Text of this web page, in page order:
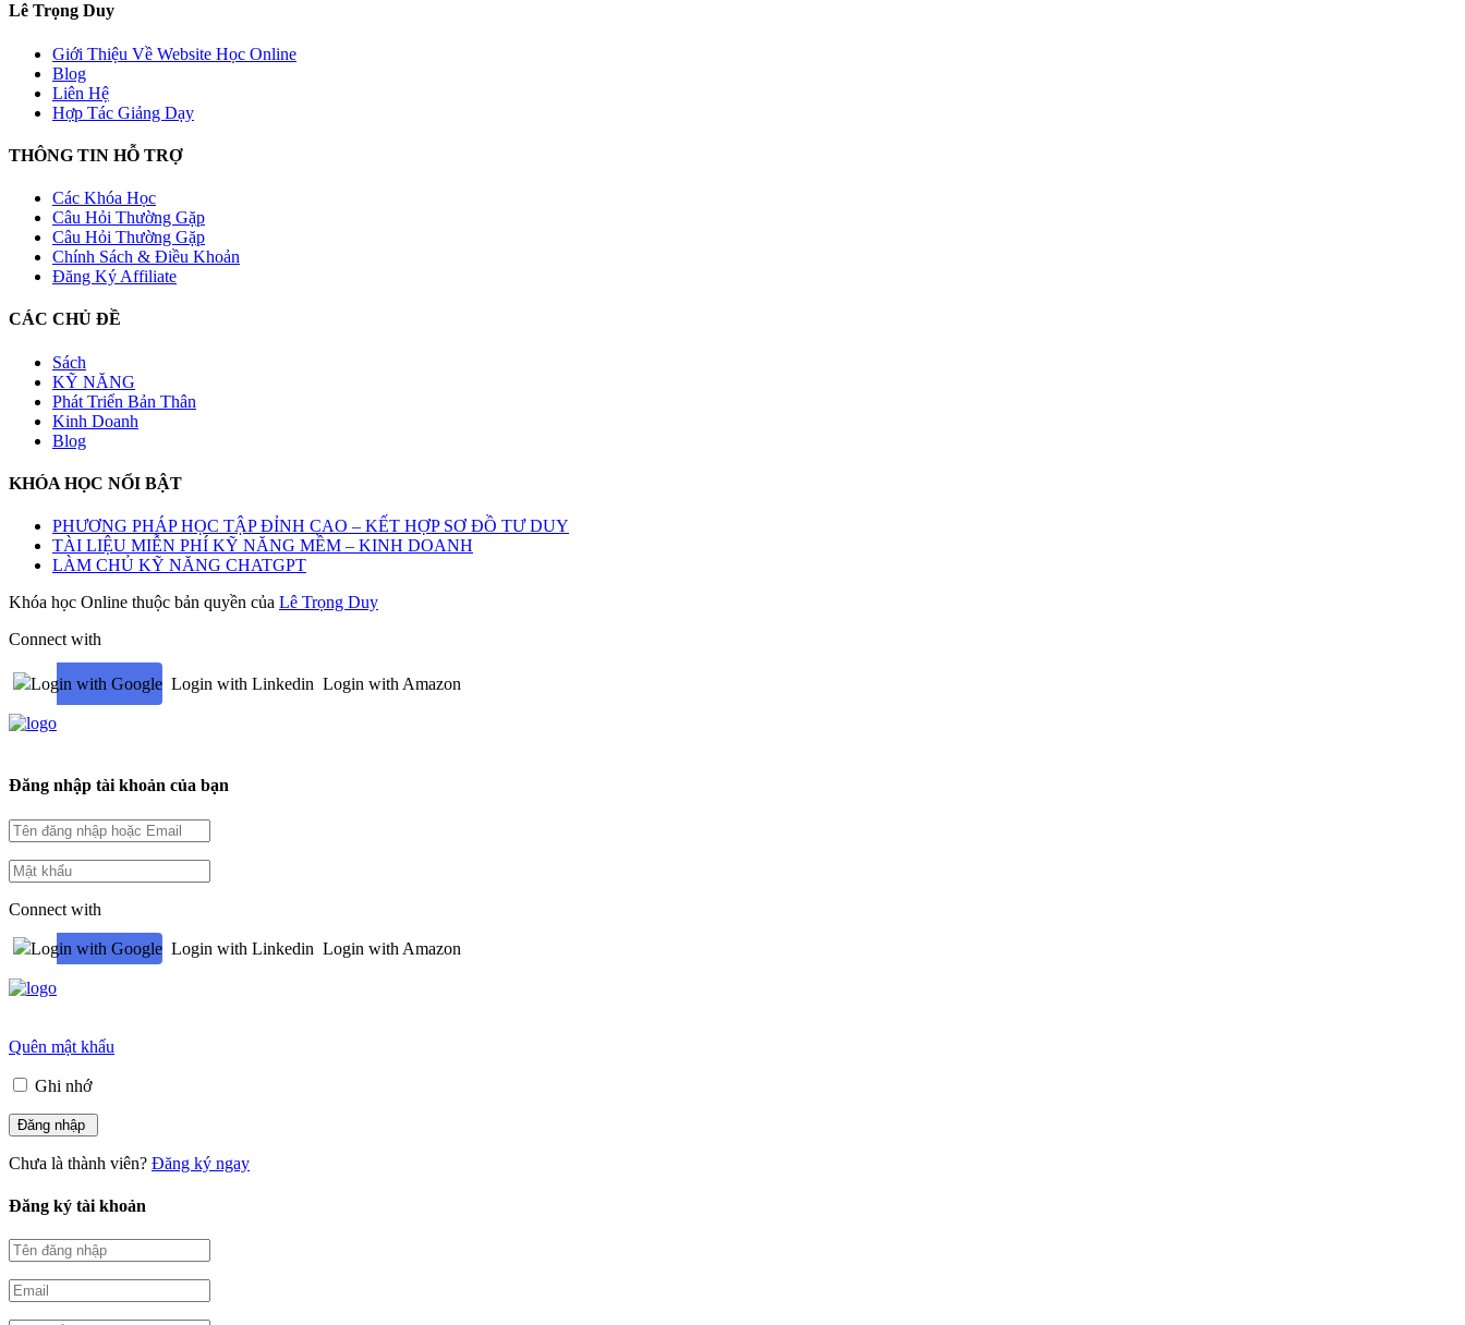
Lê Trọng Duy
Giới Thiệu Về Website Học Online
Blog
Liên Hệ
Hợp Tác Giảng Dạy
THÔNG TIN HỖ TRỢ
Các Khóa Học
Câu Hỏi Thường Gặp
Câu Hỏi Thường Gặp
Chính Sách & Điều Khoản
Đăng Ký Affiliate
CÁC CHỦ ĐỀ
Sách
KỸ NĂNG
Phát Triển Bản Thân
Kinh Doanh
Blog
KHÓA HỌC NỔI BẬT
PHƯƠNG PHÁP HỌC TẬP ĐỈNH CAO – KẾT HỢP SƠ ĐỒ TƯ DUY
TÀI LIỆU MIỄN PHÍ KỸ NĂNG MỀM – KINH DOANH
LÀM CHỦ KỸ NĂNG CHATGPT
Khóa học Online thuộc bản quyền của Lê Trọng Duy
Connect with
Login with Google Login with Linkedin Login with Amazon
Đăng nhập tài khoản của bạn
Connect with
Login with Google Login with Linkedin Login with Amazon
Quên mật khẩu
Ghi nhớ
Chưa là thành viên? Đăng ký ngay
Đăng ký tài khoản